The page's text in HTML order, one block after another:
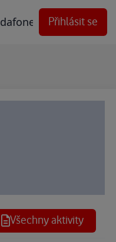
Techforum
Přihlásit se
Všechny aktivity